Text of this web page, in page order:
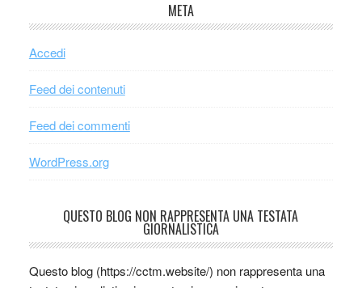
META
Accedi
Feed dei contenuti
Feed dei commenti
WordPress.org
QUESTO BLOG NON RAPPRESENTA UNA TESTATA
GIORNALISTICA
Questo blog (https://cctm.website/) non rappresenta una